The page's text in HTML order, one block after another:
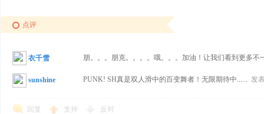
点评
衣千雪 朋。。。朋克。。。。哦。。。加油！让我们看到更多
sunshine PUNK! SH真是双人滑中的百变舞者！无限期待中...... 发
回复 支持 反对